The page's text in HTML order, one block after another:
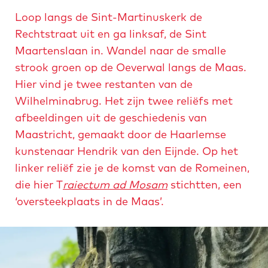
e
u
a
u
Loop langs de Sint-Martinuskerk de
Rechtstraat uit en ga linksaf, de Sint
Maartenslaan in. Wandel naar de smalle
strook groen op de Oeverwal langs de Maas.
Hier vind je twee restanten van de
Wilhelminabrug. Het zijn twee reliëfs met
afbeeldingen uit de geschiedenis van
Maastricht, gemaakt door de Haarlemse
kunstenaar Hendrik van den Eijnde. Op het
linker reliëf zie je de komst van de Romeinen,
die hier Traiectum ad Mosamstichtten, een
‘oversteekplaats in de Maas’.